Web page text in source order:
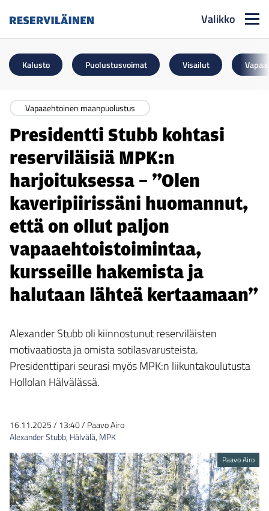
Valikko
Kalusto Puolustusvoimat Visailut
Vapaaehtoinen maanpuolustus
Presidentti Stubb kohtasi
reserviläisiä MPK:n
harjoituksessa – ”Olen
kaveripiirissäni huomannut,
että on ollut paljon
vapaaehtoistoimintaa,
kursseille hakemista ja
halutaan lähteä kertaamaan”
Alexander Stubb oli kiinnostunut reserviläisten
motivaatiosta ja omista sotilasvarusteista.
Presidenttipari seurasi myös MPK:n liikuntakoulutusta
Hollolan Hälvälässä.
16.11.2025/ 13:40/ Paavo Airo
Alexander Stubb, Hälvälä, MPK
Paavo Airo